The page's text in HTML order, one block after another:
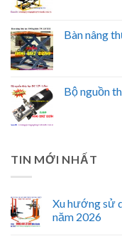
Bàn nâng
Bộ nguồn
TIN MỚI NHẤT
Xu hướng sử
năm 2026